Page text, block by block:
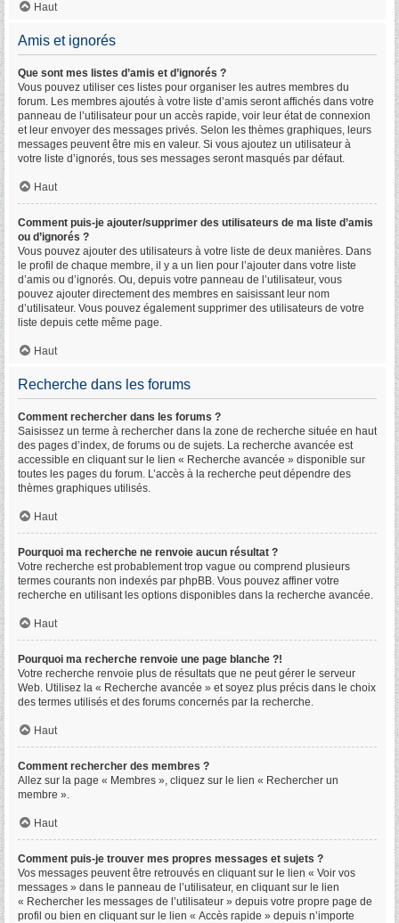
Haut
Amis et ignorés
Que sont mes listes d’amis et d’ignorés ?
Vous pouvez utiliser ces listes pour organiser les autres membres du
forum. Les membres ajoutés à votre liste d’amis seront affichés dans votre
panneau de l’utilisateur pour un accès rapide, voir leur état de connexion
et leur envoyer des messages privés. Selon les thèmes graphiques, leurs
messages peuvent être mis en valeur. Si vous ajoutez un utilisateur à
votre liste d’ignorés, tous ses messages seront masqués par défaut.
Haut
Comment puis-je ajouter/supprimer des utilisateurs de ma liste d’amis
ou d’ignorés ?
Vous pouvez ajouter des utilisateurs à votre liste de deux manières. Dans
le profil de chaque membre, il y a un lien pour l’ajouter dans votre liste
d’amis ou d’ignorés. Ou, depuis votre panneau de l’utilisateur, vous
pouvez ajouter directement des membres en saisissant leur nom
d’utilisateur. Vous pouvez également supprimer des utilisateurs de votre
liste depuis cette même page.
Haut
Recherche dans les forums
Comment rechercher dans les forums ?
Saisissez un terme à rechercher dans la zone de recherche située en haut
des pages d’index, de forums ou de sujets. La recherche avancée est
accessible en cliquant sur le lien « Recherche avancée » disponible sur
toutes les pages du forum. L’accès à la recherche peut dépendre des
thèmes graphiques utilisés.
Haut
Pourquoi ma recherche ne renvoie aucun résultat ?
Votre recherche est probablement trop vague ou comprend plusieurs
termes courants non indexés par phpBB. Vous pouvez affiner votre
recherche en utilisant les options disponibles dans la recherche avancée.
Haut
Pourquoi ma recherche renvoie une page blanche ?!
Votre recherche renvoie plus de résultats que ne peut gérer le serveur
Web. Utilisez la « Recherche avancée » et soyez plus précis dans le choix
des termes utilisés et des forums concernés par la recherche.
Haut
Comment rechercher des membres ?
Allez sur la page « Membres », cliquez sur le lien « Rechercher un
membre ».
Haut
Comment puis-je trouver mes propres messages et sujets ?
Vos messages peuvent être retrouvés en cliquant sur le lien « Voir vos
messages » dans le panneau de l’utilisateur, en cliquant sur le lien
« Rechercher les messages de l’utilisateur » depuis votre propre page de
profil ou bien en cliquant sur le lien « Accès rapide » depuis n’importe